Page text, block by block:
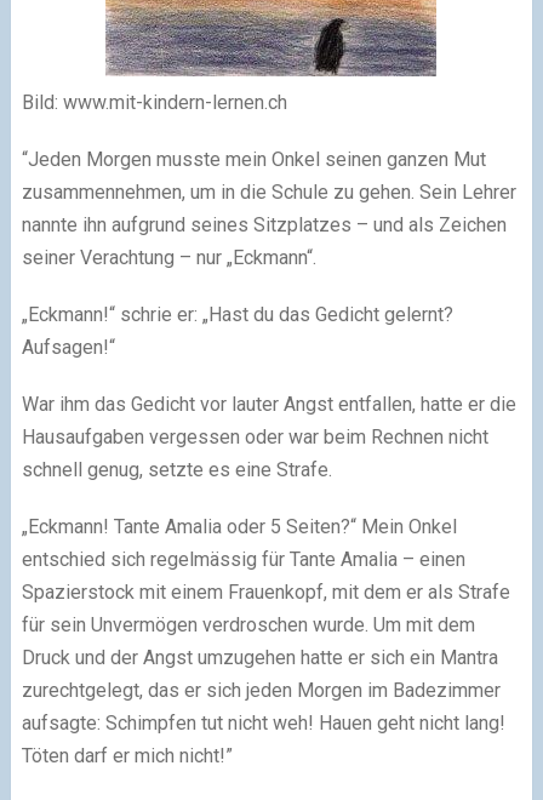
Bild: www.mit-kindern-lernen.ch
“Jeden Morgen musste mein Onkel seinen ganzen Mut
zusammennehmen, um in die Schule zu gehen. Sein Lehrer
nannte ihn aufgrund seines Sitzplatzes – und als Zeichen
seiner Verachtung – nur „Eckmann“.
„Eckmann!“ schrie er: „Hast du das Gedicht gelernt?
Aufsagen!“
War ihm das Gedicht vor lauter Angst entfallen, hatte er die
Hausaufgaben vergessen oder war beim Rechnen nicht
schnell genug, setzte es eine Strafe.
„Eckmann! Tante Amalia oder 5 Seiten?“ Mein Onkel
entschied sich regelmässig für Tante Amalia – einen
Spazierstock mit einem Frauenkopf, mit dem er als Strafe
für sein Unvermögen verdroschen wurde. Um mit dem
Druck und der Angst umzugehen hatte er sich ein Mantra
zurechtgelegt, das er sich jeden Morgen im Badezimmer
aufsagte: Schimpfen tut nicht weh! Hauen geht nicht lang!
Töten darf er mich nicht!”